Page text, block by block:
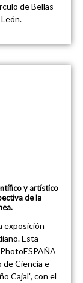
de Bellas
y artístico
de la
exposición
Esta
de Ciencia e
Cajal”, con el